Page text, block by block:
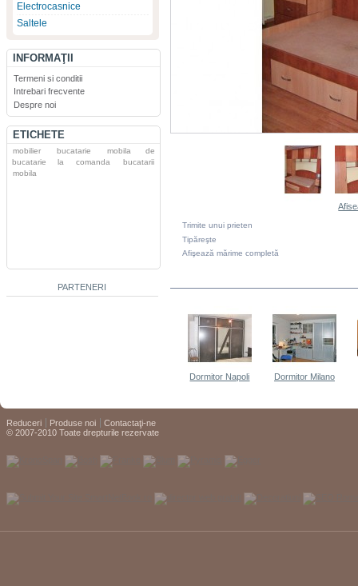
Electrocasnice
Saltele
INFORMAŢII
Termeni si conditii
Intrebari frecvente
Despre noi
ETICHETE
mobilier bucatarie
mobila de
bucatarie la comanda
bucatarii
mobila
PARTENERI
Trimite unui prieten
Tipăreşte
Afişează mărime completă
Dormitor Napoli Dormitor Milano
Reduceri Produse noi
Contactaţi-ne
© 2007-2010 Toate drepturile rezervate